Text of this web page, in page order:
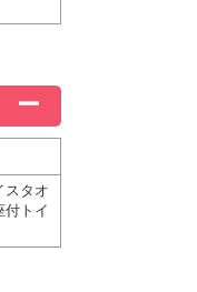
スタオ
付トイ